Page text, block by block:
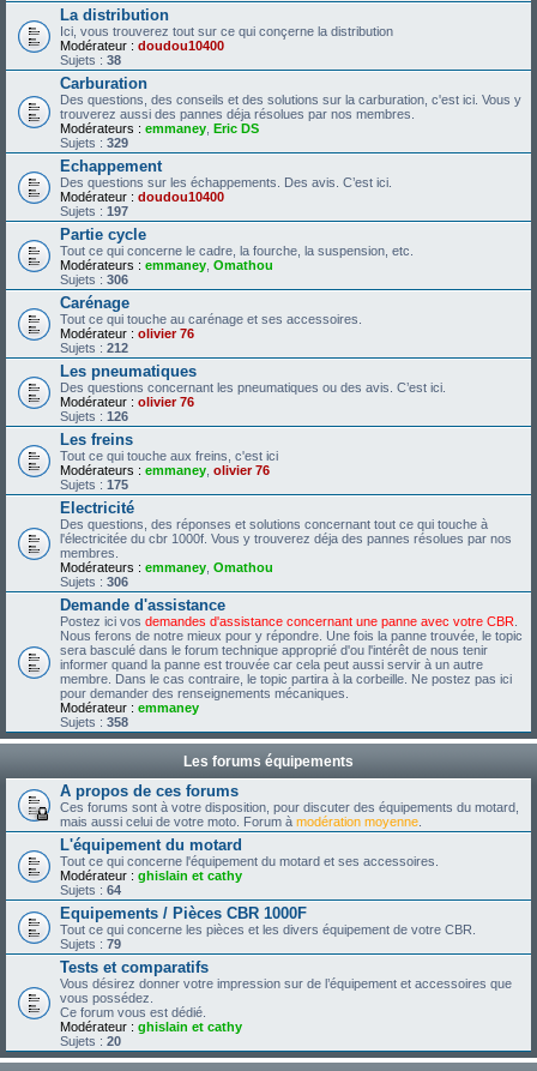
La distribution
Ici, vous trouverez tout sur ce qui conçerne la distribution
Modérateur : doudou10400
Sujets : 38
Carburation
Des questions, des conseils et des solutions sur la carburation, c'est ici. Vous y
trouverez aussi des pannes déja résolues par nos membres.
Modérateurs : emmaney Eric DS
Sujets : 329
Echappement
Des questions sur les échappements. Des avis. C’est ici.
Modérateur : doudou10400
Sujets : 197
Partie cycle
Tout ce qui concerne le cadre, la fourche, la suspension, etc.
Modérateurs : emmaney Omathou
Sujets : 306
Carénage
Tout ce qui touche au carénage et ses accessoires.
Modérateur : olivier 76
Sujets : 212
Les pneumatiques
Des questions concernant les pneumatiques ou des avis. C’est ici.
Modérateur : olivier 76
Sujets : 126
Les freins
Tout ce qui touche aux freins, c'est ici
Modérateurs : emmaney olivier 76
Sujets : 175
Electricité
Des questions, des réponses et solutions concernant tout ce qui touche à
l'électricitée du cbr 1000f. Vous y trouverez déja des pannes résolues par nos
membres.
Modérateurs : emmaney Omathou
Sujets : 306
Demande d'assistance
Postez ici vos demandes d'assistance concernant une panne avec votre CBR
Nous ferons de notre mieux pour y répondre. Une fois la panne trouvée, le topic
sera basculé dans le forum technique approprié d'ou l'intérêt de nous tenir
informer quand la panne est trouvée car cela peut aussi servir à un autre
membre. Dans le cas contraire, le topic partira à la corbeille. Ne postez pas ici
pour demander des renseignements mécaniques.
Modérateur : emmaney
Sujets : 358
Les forums équipements
A propos de ces forums
Ces forums sont à votre disposition, pour discuter des équipements du motard,
mais aussi celui de votre moto. Forum à modération moyenne
L'équipement du motard
Tout ce qui concerne l'équipement du motard et ses accessoires.
Modérateur : ghislain et cathy
Sujets : 64
Equipements / Pièces CBR 1000F
Tout ce qui concerne les pièces et les divers équipement de votre CBR.
Sujets : 79
Tests et comparatifs
Vous désirez donner votre impression sur de l’équipement et accessoires que
vous possédez.
Ce forum vous est dédié.
Modérateur : ghislain et cathy
Sujets : 20